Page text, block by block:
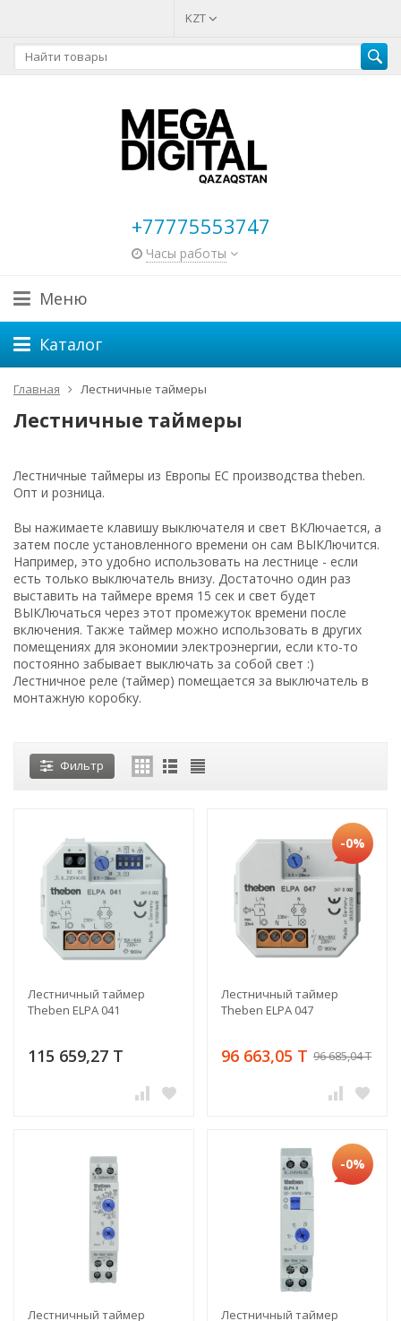
KZT
+77775553747
Часы работы
Меню
Каталог
Главная Лестничные таймеры
Лестничные таймеры
Лестничные таймеры из Европы ЕС производства theben.
Опт и розница.
Вы нажимаете клавишу выключателя и свет ВКЛючается, а
затем после установленного времени он сам ВЫКЛючится.
Например, это удобно использовать на лестнице - если
есть только выключатель внизу. Достаточно один раз
выставить на таймере время 15 сек и свет будет
ВЫКЛючаться через этот промежуток времени после
включения. Также таймер можно использовать в других
помещениях для экономии электроэнергии, если кто-то
постоянно забывает выключать за собой свет :)
Лестничное реле (таймер) помещается за выключатель в
монтажную коробку.
Фильтр
Лестничный таймер
Theben ELPA 041
115 659,27 T
-0%
Лестничный таймер
Theben ELPA 047
96 663,05 T 96 685,04 T
Лестничный таймер
-0%
Лестничный таймер